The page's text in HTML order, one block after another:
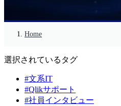
Home
選択されているタグ
#文系IT
#Qlikサポート
#社員インタビュー